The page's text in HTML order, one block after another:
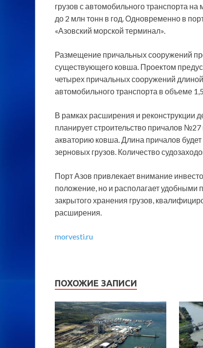
грузов с автомобильного транспорта
до 2 млн тонн в год. Одновременно в
«Азовский морской терминал».
Размещение причальных сооружений
существующего ковша. Проектом
четырех причальных сооружений
автомобильного транспорта в объеме
В рамках расширения и
планирует строительство причалов
акваторию ковша. Длина причалов будет
зерновых грузов. Количество
Порт Азов привлекает внимание
положение, но и располагает
закрытого хранения грузов,
расширения.
morvesti.ru
ПОХОЖИЕ ЗАПИСИ